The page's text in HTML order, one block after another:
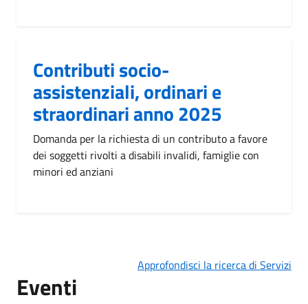
Contributi socio-
assistenziali, ordinari e
straordinari anno 2025
Domanda per la richiesta di un contributo a favore
dei soggetti rivolti a disabili invalidi, famiglie con
minori ed anziani
Approfondisci la ricerca di Servizi
Eventi